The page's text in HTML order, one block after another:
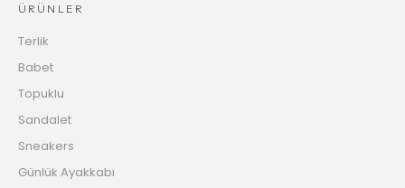
ÜRÜNLER
Terlik
Babet
Topuklu
Sandalet
Sneakers
Günlük Ayakkabı